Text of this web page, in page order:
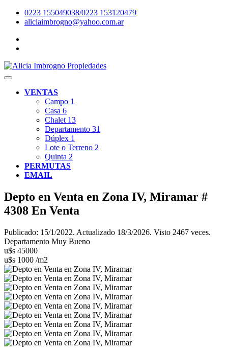
0223 155049038/0223 153120479
aliciaimbrogno@yahoo.com.ar
VENTAS
Campo 1
Casa 6
Chalet 13
Departamento 31
Dúplex 1
Lote o Terreno 2
Quinta 2
PERMUTAS
EMAIL
Depto en Venta en Zona IV, Miramar #
4308 En Venta
Publicado: 15/1/2022. Actualizado 18/3/2026. Visto 2467 veces.
Departamento Muy Bueno
u$s 45000
u$s 1000 /m2